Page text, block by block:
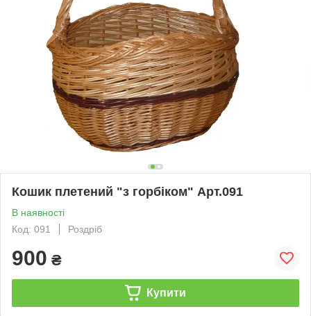
Кошик плетений "з горбіком" Арт.091
В наявності
Код: 091
Роздріб
900 ₴
Купити